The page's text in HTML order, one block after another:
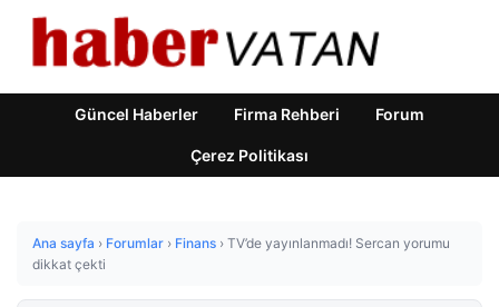
Güncel Haberler Firma Rehberi Forum
Çerez Politikası
Ana sayfa › Forumlar › Finans › TV’de yayınlanmadı! Sercan yorumu
dikkat çekti